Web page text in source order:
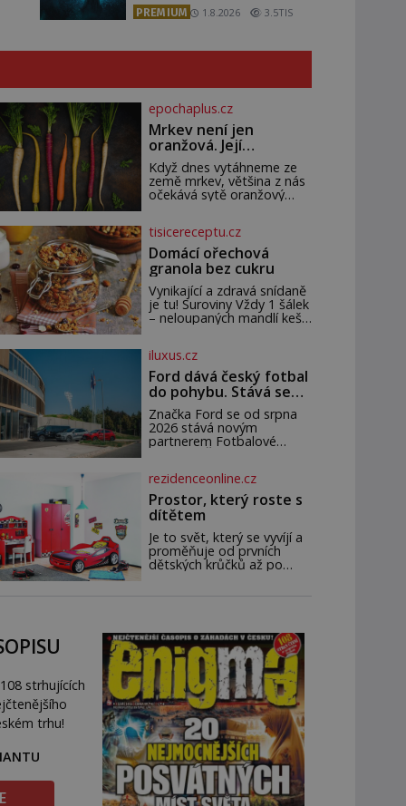
PREMIUM 1.8.2026 3.5TIS
epochaplus.cz
Mrkev není jen
oranžová. Její
neuvěřitelný příběh
začíná fialovou barvou
Když dnes vytáhneme ze
země mrkev, většina z nás
očekává sytě oranžový
možné, jen ne oranžová. Je
fialová, žlutá, bílá, někdy
dokonce téměř černá. Až
díky stovkám let pečlivého
šlechtění se z ní stává
zelenina, bez které si
českou zahradu ani
nedokážeme představit.
tisicereceptu.cz
Domácí ořechová
granola bez cukru
Vynikající a zdravá snídaně
je tu! Suroviny Vždy 1 šálek
– neloupaných mandlí kešu
semínek dýně rozinek 3
šálky ovesných vloček 1
lžíce mlet
iluxus.cz
Ford dává český fotbal
do pohybu. Stává se
novým partnerem
FAČR
Značka Ford se od srpna
2026 stává novým
partnerem Fotbalové
zajistí mobilitu asociace,
reprezentačních týmů i
českého fotbalu v
regionech. Partner
rezidenceonline.cz
Prostor, který roste s
dítětem
Je to svět, který se vyvíjí a
proměňuje od prvních
dětských krůčků až po
reaguje na každou etapu
života a specifické potřeby
dítěte. Pro nejmenší je
klíčová jednoduchost,
měkkost a bezpečí, proto
by pokoj miminka měl
působit především klidně a
útulně. Předškolní věk je
strhujících
trhu!